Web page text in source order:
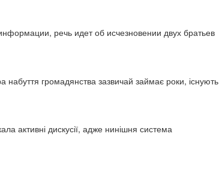
речь идет об исчезновении двух братьев
набуття громадянства зазвичай займає роки, існують
активні дискусії, адже нинішня система